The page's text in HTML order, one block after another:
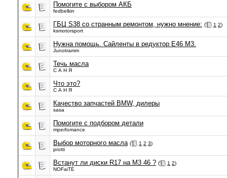
Помогите с выбором АКБ
fedbelkin
ГБЦ S38 со странным ремонтом, нужно мнение: ( 1 2)
ksmotorsport
Нужна помощь. Сайленты в редуктор Е46 М3.
Junotramm
Течь масла
С А Н Я
Что это?
С А Н Я
Качество запчастей BMW, дилеры
sasa
Помогите с подбором детали
mperfomance
Выбор моторного масла ( 1 2 3)
protti
Встанут ли диски R17 на М3 46 ? ( 1 2)
NOFaiTE